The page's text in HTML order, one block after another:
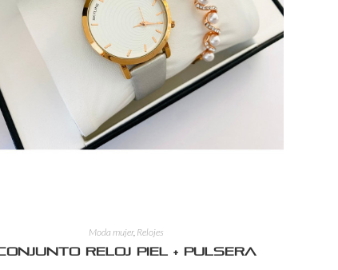
Moda mujer, Relojes
reloj piel + pulsera